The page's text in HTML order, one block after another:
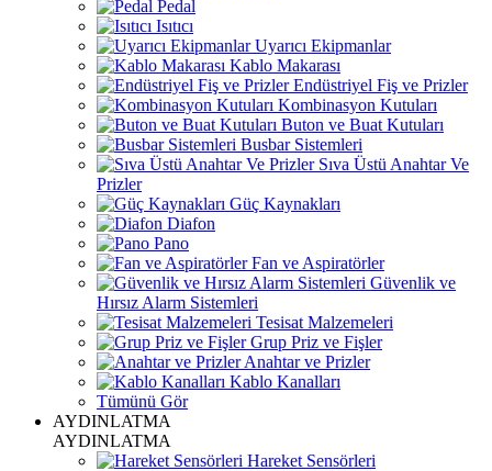
Pedal
Isıtıcı
Uyarıcı Ekipmanlar
Kablo Makarası
Endüstriyel Fiş ve Prizler
Kombinasyon Kutuları
Buton ve Buat Kutuları
Busbar Sistemleri
Sıva Üstü Anahtar Ve
Prizler
Güç Kaynakları
Diafon
Pano
Fan ve Aspiratörler
Güvenlik ve
Hırsız Alarm Sistemleri
Tesisat Malzemeleri
Grup Priz ve Fişler
Anahtar ve Prizler
Kablo Kanalları
Tümünü Gör
AYDINLATMA
AYDINLATMA
Hareket Sensörleri